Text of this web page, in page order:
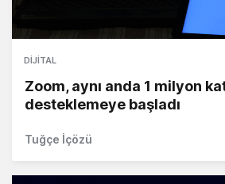
DIJITAL
Zoom, aynı anda 1 milyon
desteklemeye başladı
Tuğçe İçözü